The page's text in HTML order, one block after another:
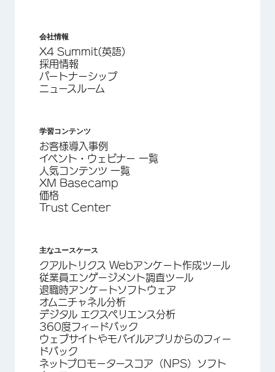
会社情報
X4 Summit(英語)
採用情報
パートナーシップ
ニュースルーム
学習コンテンツ
お客様導入事例
イベント・ウェビナー 一覧
人気コンテンツ 一覧
XM Basecamp
価格
Trust Center
主なユースケース
クアルトリクス Webアンケート作成ツール
従業員エンゲージメント調査ツール
退職時アンケートソフトウェア
オムニチャネル分析
デジタル エクスペリエンス分析
360度フィードバック
ウェブサイトやモバイルアプリからのフィー
ドバック
ネットプロモータースコア（NPS）ソフト